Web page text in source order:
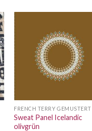
Auf die
Wunschliste
FRENCH TERRY GEMUSTERT
Sweat Panel Icelandic
olivgrün